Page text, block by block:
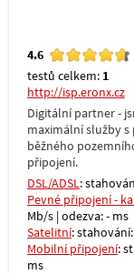
4.6
testů celkem: 1
http://isp.eronx.cz
Digitální partner -
maximální služby
běžného
připojení.
DSL/ADSL:
Pevné připojení -
Mb/s | odezva: - ms
Satelitní:
Mobilní připojení:
ms